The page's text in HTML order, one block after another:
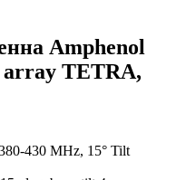
Amphenol
array TETRA,
430 MHz, 15° Tilt